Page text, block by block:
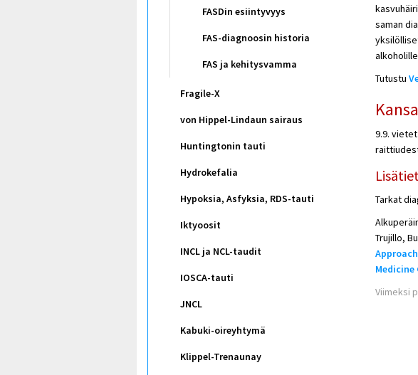
FASDin esiintyvyys
FAS-diagnoosin historia
FAS ja kehitysvamma
Fragile-X
von Hippel-Lindaun sairaus
Huntingtonin tauti
Hydrokefalia
Hypoksia, Asfyksia, RDS-tauti
Iktyoosit
INCL ja NCL-taudit
IOSCA-tauti
JNCL
Kabuki-oireyhtymä
Klippel-Trenaunay
saman
Tutustu
9.9.
Tarkat
Trujillo,
Medicine
Viimeksi